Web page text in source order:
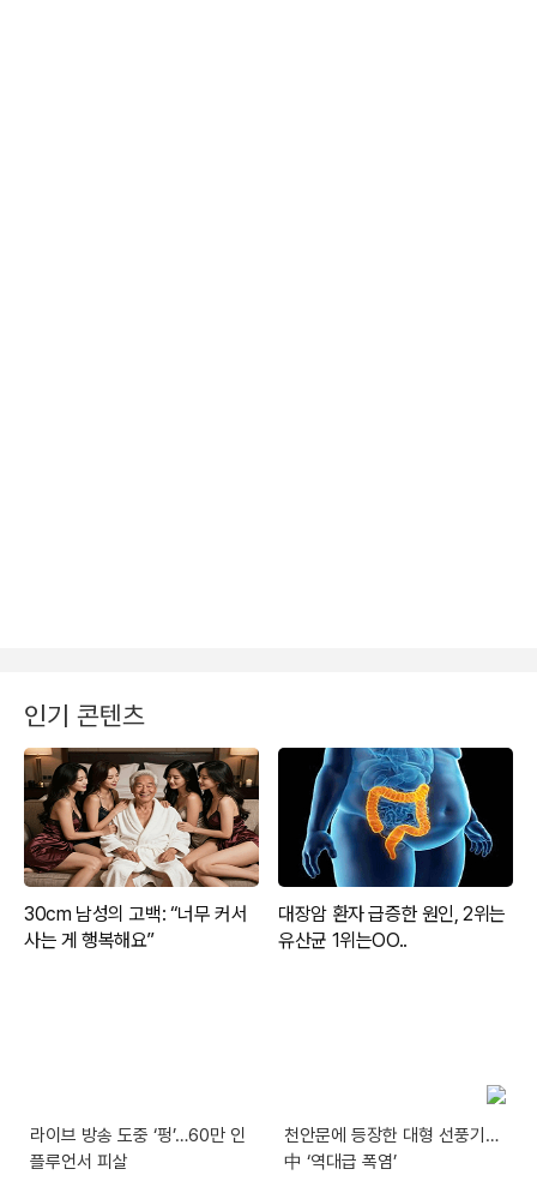
인기 콘텐츠
라이브 방송 도중 ‘펑’…60만 인
플루언서 피살
천안문에 등장한 대형 선풍기…
中 ‘역대급 폭염’